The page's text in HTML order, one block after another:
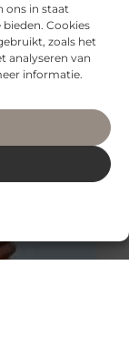
ons in staat
Cookies
zoals het
analyseren van
informatie.
Of heeft u
biedt Van